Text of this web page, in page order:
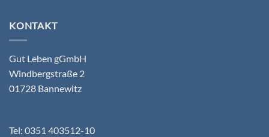
KONTAKT
Gut Leben gGmbH
Windbergstraße 2
01728 Bannewitz
Tel: 0351 403512-10